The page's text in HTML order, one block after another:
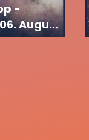
-
August